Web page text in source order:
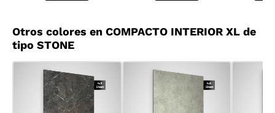
Otros colores en COMPACTO INTERIOR XL de
tipo STONE